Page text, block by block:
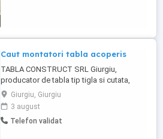
Caut montatori tabla acoperis
TABLA CONSTRUCT SRL Giurgiu,
producator de tabla tip tigla si cutata,
doreste colaborare cu echipe de
montatori calificati, profesionisti, pentru
acoperis si sistem pluvial.
Giurgiu, Giurgiu
3 august
Telefon validat